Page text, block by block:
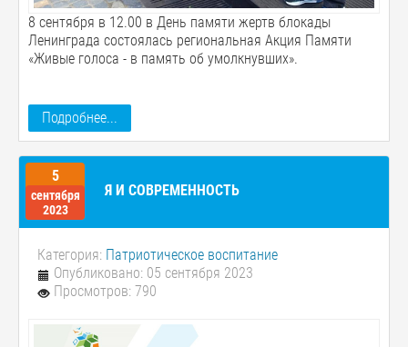
8 сентября в 12.00 в День памяти жертв блокады
Ленинграда состоялась региональная Акция Памяти
«Живые голоса - в память об умолкнувших».
Подробнее...
5
сентября
2023
Я И СОВРЕМЕННОСТЬ
Категория: Патриотическое воспитание
Опубликовано: 05 сентября 2023
Просмотров: 790